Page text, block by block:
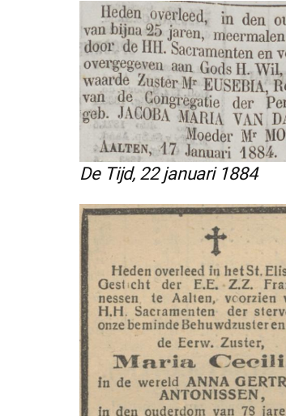
De Tijd, 22 januari 1884